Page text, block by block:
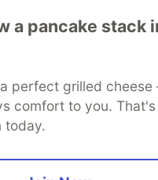
并加入到Variables中
推送：
等待时间为30分钟，如果
对应的…
a pancake stack
perfect grilled
comfort to you. That's
today.
and manage your software
Challenges DEV++
Videos
Database
DEV Shop
Privacy Policy
Terms
open source software that
inclusive communities.